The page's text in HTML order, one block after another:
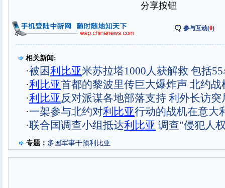
分享按钮
参与互动(0)
相关新闻:
·被困利比亚米苏拉塔1000人获解救 包括
·利比亚首都的黎波里传巨大爆炸声 北约战
·利比亚反对派谋各地部落支持 利外长访突
·一架参与北约对利比亚行动的战机在意大
·联合国调查小组抵达利比亚 调查"侵犯人
专题： 多国军事干预利比亚